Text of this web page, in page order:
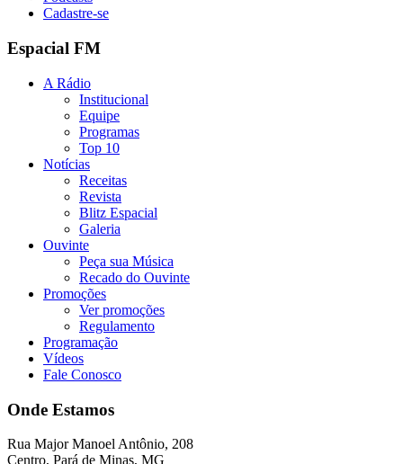
Cadastre-se
Espacial FM
A Rádio
Institucional
Equipe
Programas
Top 10
Notícias
Receitas
Revista
Blitz Espacial
Galeria
Ouvinte
Peça sua Música
Recado do Ouvinte
Promoções
Ver promoções
Regulamento
Programação
Vídeos
Fale Conosco
Onde Estamos
Rua Major Manoel Antônio, 208
Centro, Pará de Minas, MG